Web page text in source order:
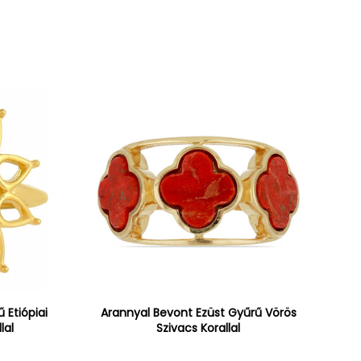
Etiópiai
Arannyal Bevont Ezüst Gyűrű Vörös
Szivacs Korallal